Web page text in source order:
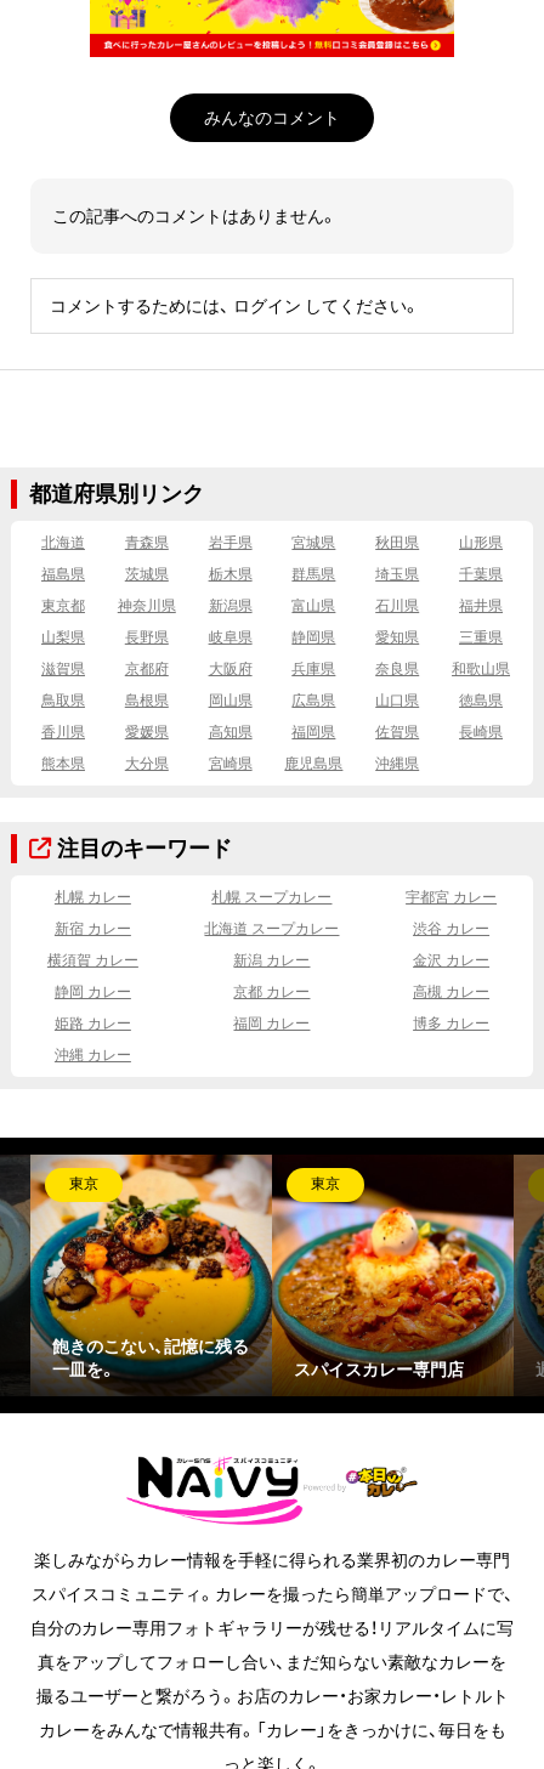
みんなのコメント
この記事へのコメントはありません。
コメントするためには、 ログイン してください。
都道府県別リンク
北海道 青森県 岩手県 宮城県 秋田県
山形県
福島県
茨城県 栃木県 群馬県 埼玉県
千葉県
東京都
神奈川県 新潟県 富山県 石川県
福井県
山梨県
長野県 岐阜県 静岡県 愛知県
三重県
滋賀県
京都府 大阪府 兵庫県 奈良県
和歌山県
鳥取県
島根県 岡山県 広島県 山口県
徳島県
香川県
愛媛県 高知県 福岡県 佐賀県
長崎県
熊本県
大分県 宮崎県 鹿児島県 沖縄県
注目のキーワード
札幌 カレー 札幌 スープカレー
宇都宮 カレー
新宿 カレー
北海道 スープカレー
渋谷 カレー
横須賀 カレー
新潟 カレー
金沢 カレー
静岡 カレー
京都 カレー
高槻 カレー
姫路 カレー
福岡 カレー
博多 カレー
沖縄 カレー
東京
飽きのこない、記憶に残る
一皿を。
東京
スパイスカレー専門店
楽しみながらカレー情報を手軽に得られる業界初のカレー専門
スパイスコミュニティ。カレーを撮ったら簡単アップロードで、
自分のカレー専用フォトギャラリーが残せる！リアルタイムに写
真をアップしてフォローし合い、まだ知らない素敵なカレーを
撮るユーザーと繋がろう。お店のカレー・お家カレー・レトルト
カレーをみんなで情報共有。「カレー」をきっかけに、毎日をも
っと楽しく。